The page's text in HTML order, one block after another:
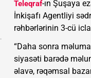
Teleqraf-ın Şuşaya
İnkişafı Agentliyi
rəhbərlərinin 3-cü
“Daha sonra
siyasəti barədə
əlavə, rəqəmsal